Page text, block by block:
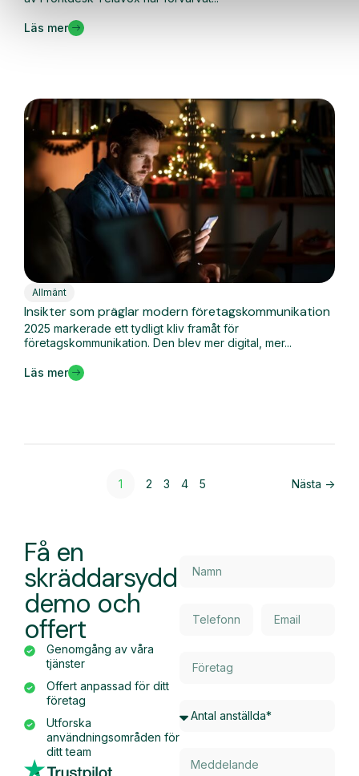
Läs mer
Allmänt
Insikter som präglar modern företagskommunikation
2025 markerade ett tydligt kliv framåt för
företagskommunikation. Den blev mer digital, mer...
Läs mer
1 2 3 4 5 Nästa ->
Få en
skräddarsydd
demo och
offert
Genomgång av våra
tjänster
Offert anpassad för ditt
företag
Utforska
användningsområden för
ditt team